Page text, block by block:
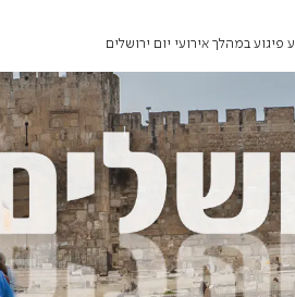
במהלך אירועי יום ירושלים